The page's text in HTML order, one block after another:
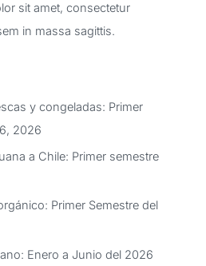
sit amet, consectetur
in massa sagittis.
y congeladas: Primer
2026
a Chile: Primer semestre
Primer Semestre del
Enero a Junio del 2026